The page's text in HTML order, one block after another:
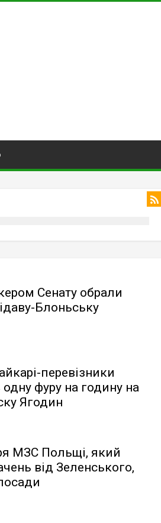
Сенату обрали
Блоньську
перевізники
фуру на годину на
Ягодин
МЗС Польщі, який
від Зеленського,